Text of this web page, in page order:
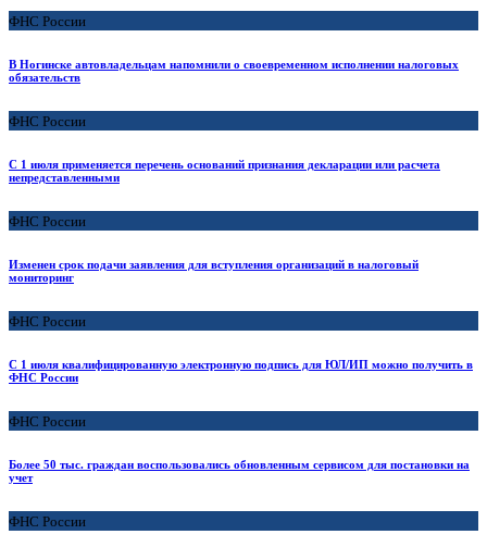
ФНС России
В Ногинске автовладельцам напомнили о своевременном исполнении налоговых
обязательств
ФНС России
С 1 июля применяется перечень оснований признания декларации или расчета
непредставленными
ФНС России
Изменен срок подачи заявления для вступления организаций в налоговый
мониторинг
ФНС России
С 1 июля квалифицированную электронную подпись для ЮЛ/ИП можно получить в
ФНС России
ФНС России
Более 50 тыс. граждан воспользовались обновленным сервисом для постановки на
учет
ФНС России